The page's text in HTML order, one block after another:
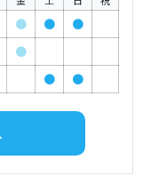
● ●
●
●
● ●